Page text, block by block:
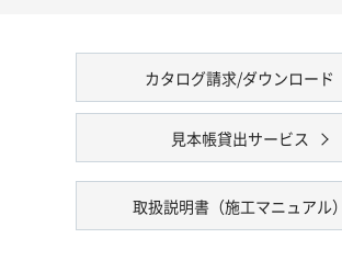
カタログ請求/ダウンロード
見本帳貸出サービス
取扱説明書（施工マニュアル）